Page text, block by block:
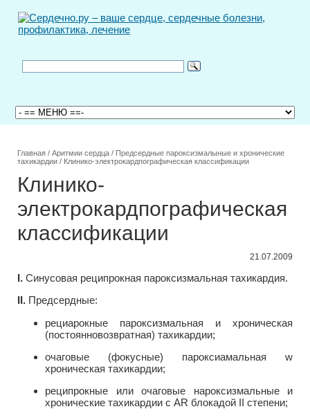
Главная / Аритмии сердца / Предсердные пароксизмалыные и хронические
тахикардии / Клинико-электрокардпографическая классификации
Клинико-
электрокардпографическая
классификации
21.07.2009
I. Синусовая реципрокная пароксизмальная тахикардия.
II. Предсердные:
рециарокные пароксизмальная и хроническая
(постоянновозвратная) тахикардии;
очаговые (фокусные) пароксиамальная w
хроническая тахикардии;
реципрокные или очаговые нароксизмальные и
хронические тахикардии с AR блокадой II степени;